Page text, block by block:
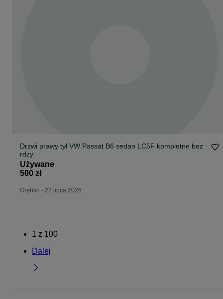
Drzwi prawy tył VW Passat B6 sedan LC5F kompletne bez
rdzy
Używane
500 zł
Gręblin - 22 lipca 2026
1 z 100
Dalej